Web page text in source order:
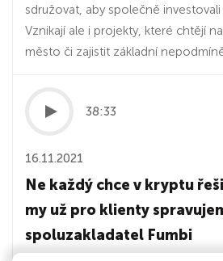
sdružovat, aby společně investovali
Vznikají ale i projekty, které chtějí
město či zajistit základní
38:33
16.11.2021
Ne každý chce v kryptu
my už pro klienty
spoluzakladatel Fumbi